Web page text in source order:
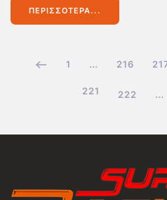
ΠΕΡΙΣΣΌΤΕΡΑ...
1 … 216
221 222 …